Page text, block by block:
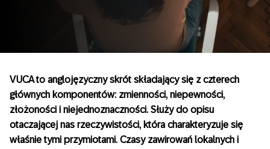
VUCA to anglojęzyczny skrót składający się z czterech
głównych komponentów: zmienności, niepewności,
złożoności i niejednoznaczności. Służy do opisu
otaczającej nas rzeczywistości, która charakteryzuje się
właśnie tymi przymiotami. Czasy zawirowań lokalnych i